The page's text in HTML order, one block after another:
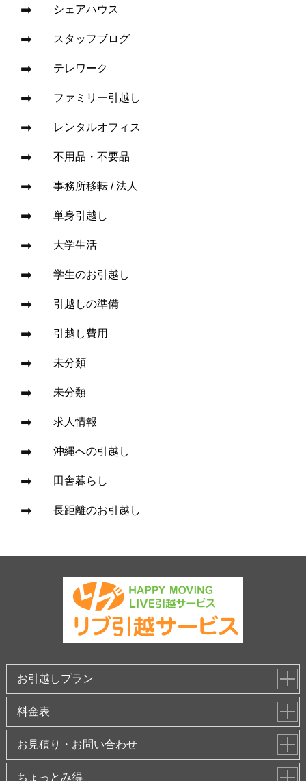
シェアハウス
スタッフブログ
テレワーク
ファミリー引越し
レンタルオフィス
不用品・不要品
事務所移転 / 法人
単身引越し
大学生活
学生のお引越し
引越しの準備
引越し費用
未分類
未分類
求人情報
沖縄への引越し
田舎暮らし
長距離のお引越し
お引越しプラン
料金表
お見積り・お問い合わせ
ちょっとみ得